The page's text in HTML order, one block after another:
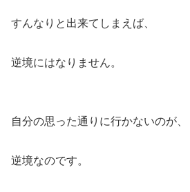
すんなりと出来てしまえば、
逆境にはなりません。
自分の思った通りに行かないのが、
逆境なのです。